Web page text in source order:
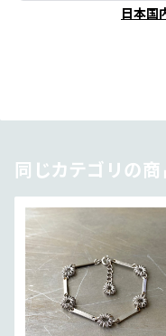
日本国
同じカテゴリの商